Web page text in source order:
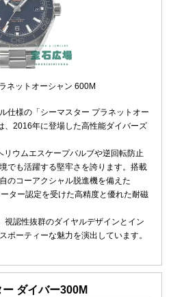
ネットオーシャン 600M
仕様の「シーマスター プラネットオー
、2016年に登場した高性能ダイバーズ
ウムエスケープバルブや逆回転防止
でも活躍する堅牢さを誇ります。搭載
のコーアクシャル脱進機を備えた
ター認定を受けた高精度と優れた耐磁
視認性抜群のダイヤルデザインとイン
ポーティーな魅力を演出しています。
ダイバー300M